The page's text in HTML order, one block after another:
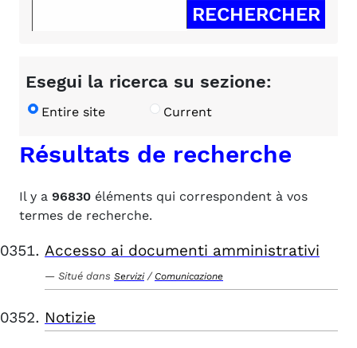
Esegui la ricerca su sezione:
Entire site Current
Résultats de recherche
Il y a 96830 éléments qui correspondent à vos
termes de recherche.
Accesso ai documenti amministrativi
Situé dans Servizi / Comunicazione
Notizie